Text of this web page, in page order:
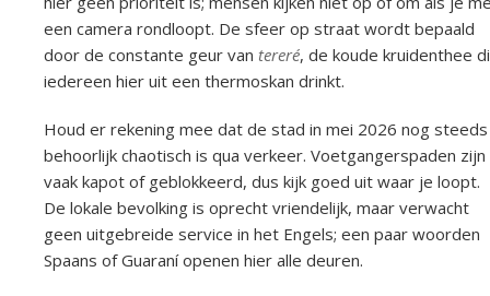
een camera rondloopt. De sfeer op straat wordt bepaald
door de constante geur van tereré, de koude kruidenthee
iedereen hier uit een thermoskan drinkt.
Houd er rekening mee dat de stad in mei 2026 nog steeds
behoorlijk chaotisch is qua verkeer. Voetgangerspaden zijn
vaak kapot of geblokkeerd, dus kijk goed uit waar je loopt.
De lokale bevolking is oprecht vriendelijk, maar verwacht
geen uitgebreide service in het Engels; een paar woorden
Spaans of Guaraní openen hier alle deuren.